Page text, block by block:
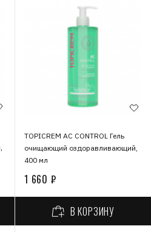
TOPICREM АС CONTROL Гель
очищающий оздоравливающий,
400 мл
1 660 ₽
В КОРЗИНУ